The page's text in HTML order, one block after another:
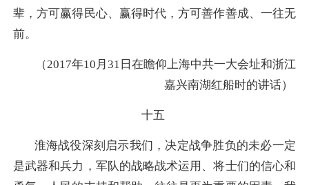
辈，方可赢得民心、赢得时代，方可善作善成、一往无
前。
（2017年10月31日在瞻仰上海中共一大会址和浙江
嘉兴南湖红船时的讲话）
十五
淮海战役深刻启示我们，决定战争胜负的未必一定
是武器和兵力，军队的战略战术运用、将士们的信心和